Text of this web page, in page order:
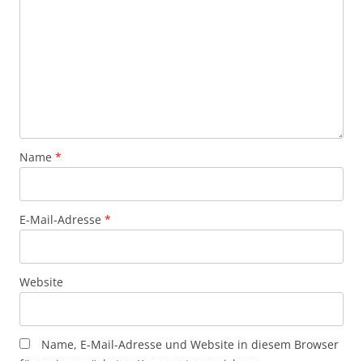
Name *
E-Mail-Adresse *
Website
Name, E-Mail-Adresse und Website in diesem Browser